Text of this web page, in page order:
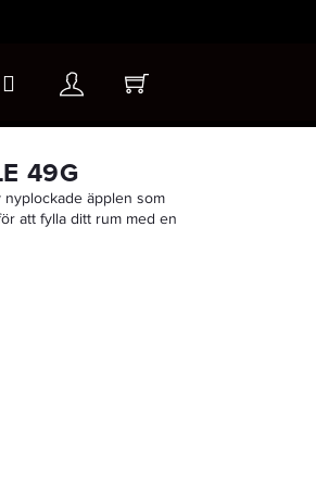
49G
äpplen som
att fylla ditt rum med en